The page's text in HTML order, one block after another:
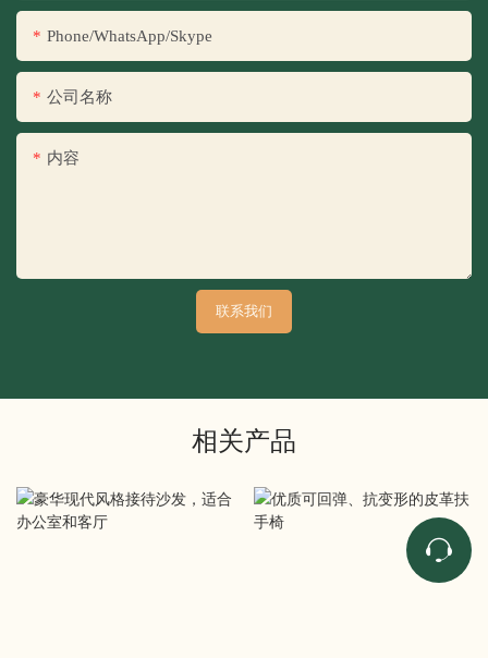
Phone/WhatsApp/Skype
公司名称
内容
联系我们
相关产品